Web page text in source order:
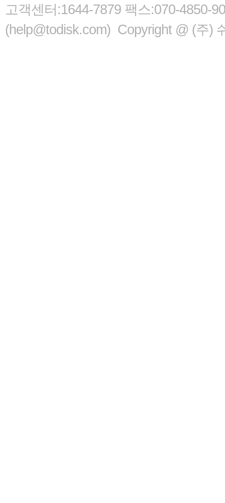
고객센터:1644-7879 팩스:070-4850-
(help@todisk.com) Copyright @ (주)